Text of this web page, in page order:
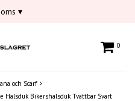
▾
0
och Scarf
Halsduk Bikershalsduk Tvättbar Svart